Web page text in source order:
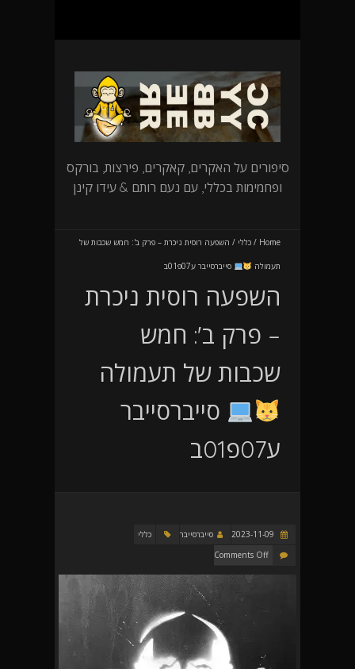
סיפורים על האקרים, קאקרים, פירצות, בורקס
ופחמימות בכללי, עם נעם רותם & עידו קינן
Home
/ כללי / השפעה רוסית ניכרת – פרק ב': חמש שכבות של
תעמולה סייברסייבר ע07פ01ב
השפעה רוסית ניכרת
– פרק ב': חמש
שכבות של תעמולה
סייברסייבר
ע07פ01ב
סייברסייבר
כללי
Comments Off